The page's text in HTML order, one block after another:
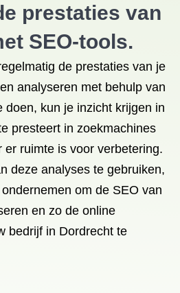
prestaties van
SEO-tools.
de prestaties van je
analyseren met behulp van
doen, kun je inzicht krijgen in
presteert in zoekmachines
er ruimte is voor verbetering.
deze analyses te gebruiken,
om de SEO van
en zo de online
bedrijf in Dordrecht te